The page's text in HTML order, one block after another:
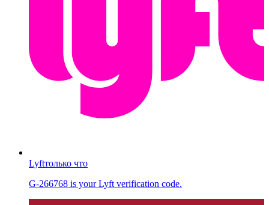
Lyftтолько что
G-266768 is your Lyft verification code.